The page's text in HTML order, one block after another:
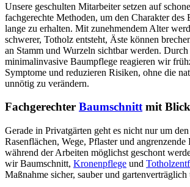
Unsere geschulten Mitarbeiter setzen auf
fachgerechte Methoden, um den Charakter des
lange zu erhalten. Mit zunehmendem Alter
schwerer, Totholz entsteht, Äste können
an Stamm und Wurzeln sichtbar werden. Durch
minimalinvasive Baumpflege reagieren wir
Symptome und reduzieren Risiken, ohne die
unnötig zu verändern.
Fachgerechter Baumschnittmit
Gerade in Privatgärten geht es nicht nur um
Rasenflächen, Wege, Pflaster und angrenzende
während der Arbeiten möglichst geschont
wir Baumschnitt, Kronenpflege und
Maßnahme sicher, sauber und